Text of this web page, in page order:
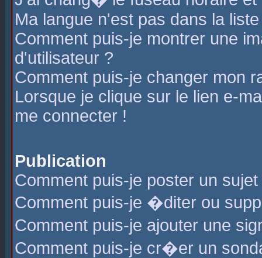
Ma langue n'est pas dans la
Comment puis-je montrer une
d'utilisateur ?
Comment puis-je changer mon
Lorsque je clique sur le lien e-
me connecter !
Publication
Comment puis-je poster un
Comment puis-je �diter ou
Comment puis-je ajouter une
Comment puis-je cr�er un